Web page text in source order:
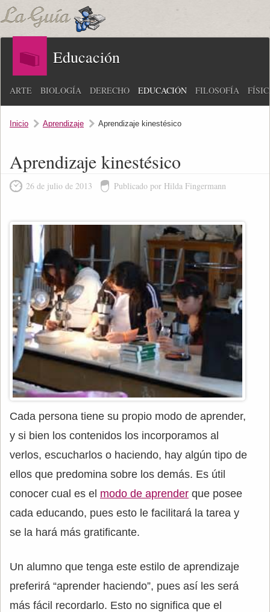
Educación
ARTE BIOLOGÍA DERECHO EDUCACIÓN FILOSOFÍA
Inicio Aprendizaje Aprendizaje kinestésico
Aprendizaje kinestésico
26 de julio de 2013 Publicado por Hilda Fingermann
Cada persona tiene su propio modo de aprender,
y si bien los contenidos los incorporamos al
verlos, escucharlos o haciendo, hay algún tipo de
ellos que predomina sobre los demás. Es útil
conocer cual es el modo de aprender que posee
cada educando, pues esto le facilitará la tarea y
se la hará más gratificante.
Un alumno que tenga este estilo de aprendizaje
preferirá “aprender haciendo”, pues así les será
más fácil recordarlo. Esto no significa que el